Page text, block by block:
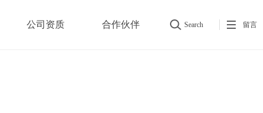
公司资质 合作伙伴 Search 留言